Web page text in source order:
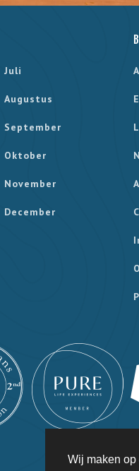
Wij maken
Juli
Augustus
September
Oktober
November
December